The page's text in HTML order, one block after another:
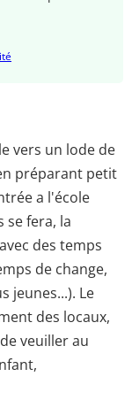
vers un lode de
préparant petit
a l'école
se fera, la
des temps
de change,
jeunes...). Le
des locaux,
veuiller au